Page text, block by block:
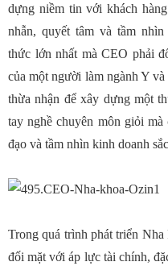
dựng niềm tin với khách
nhẫn, quyết tâm và tầm
thức lớn nhất mà CEO phải
của một người làm ngành Y
thừa nhận để xây dựng một
tay nghề chuyên môn giỏi
đạo và tầm nhìn kinh doanh
Trong quá trình phát triển
đối mặt với áp lực tài chính,